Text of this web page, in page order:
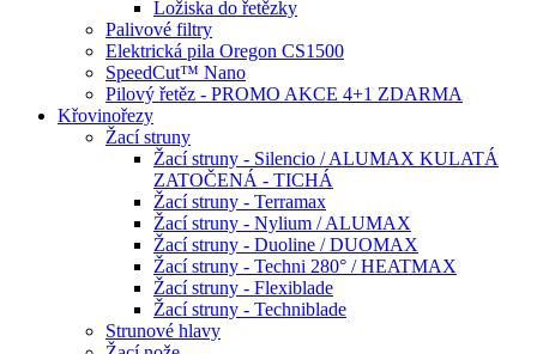
Ložiska do řetězky
Palivové filtry
Elektrická pila Oregon CS1500
SpeedCut™ Nano
Pilový řetěz - PROMO AKCE 4+1 ZDARMA
Křovinořezy
Žací struny
Žací struny - Silencio / ALUMAX KULATÁ
ZATOČENÁ - TICHÁ
Žací struny - Terramax
Žací struny - Nylium / ALUMAX
Žací struny - Duoline / DUOMAX
Žací struny - Techni 280° / HEATMAX
Žací struny - Flexiblade
Žací struny - Techniblade
Strunové hlavy